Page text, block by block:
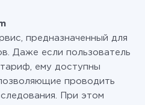
необходимости. Подробнее
предназначенный для
Даже если пользователь
ему доступны
проводить
При этом